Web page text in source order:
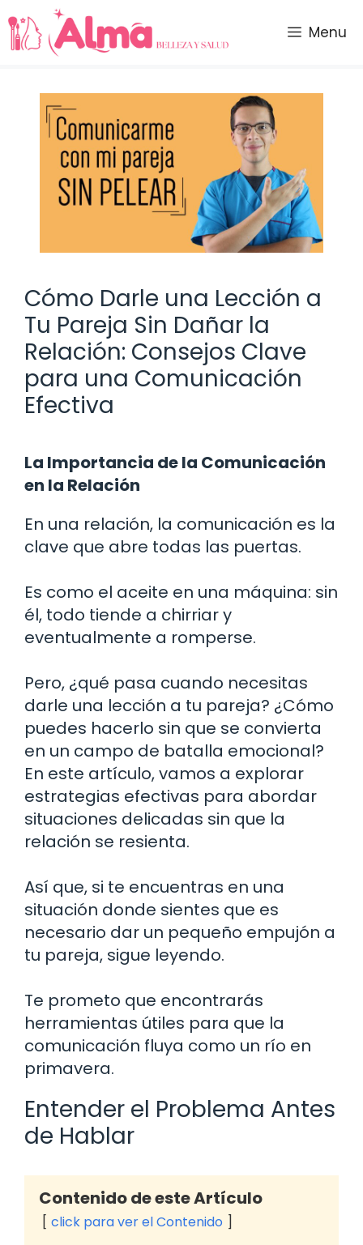
Saltar
al
contenido
Menu
Cómo Darle una Lección a
Tu Pareja Sin Dañar la
Relación: Consejos Clave
para una Comunicación
Efectiva
La Importancia de la Comunicación
en la Relación
En una relación, la comunicación es la
clave que abre todas las puertas.
Es como el aceite en una máquina: sin
él, todo tiende a chirriar y
eventualmente a romperse.
Pero, ¿qué pasa cuando necesitas
darle una lección a tu pareja? ¿Cómo
puedes hacerlo sin que se convierta
en un campo de batalla emocional?
En este artículo, vamos a explorar
estrategias efectivas para abordar
situaciones delicadas sin que la
relación se resienta.
Así que, si te encuentras en una
situación donde sientes que es
necesario dar un pequeño empujón a
tu pareja, sigue leyendo.
Te prometo que encontrarás
herramientas útiles para que la
comunicación fluya como un río en
primavera.
Entender el Problema Antes
de Hablar
Contenido de este Artículo
click para ver el Contenido